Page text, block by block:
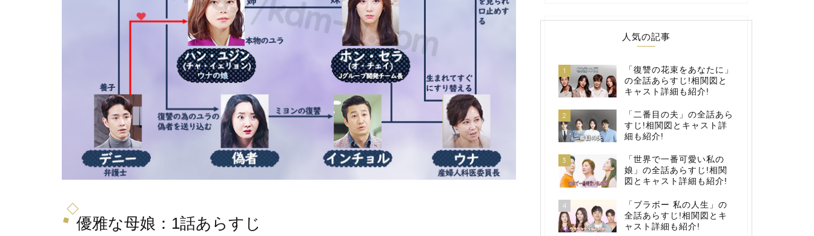
優雅な母娘：1話あらすじ
人気の記事
1
「復讐の花束をあなたに」
の全話あらすじ!相関図と
キャスト詳細も紹介!
2
「二番目の夫」の全話あら
すじ!相関図とキャスト詳
細も紹介!
3
「世界で一番可愛い私の
娘」の全話あらすじ!相関
図とキャスト詳細も紹介!
4
「ブラボー 私の人生」の
全話あらすじ!相関図とキ
ャスト詳細も紹介!